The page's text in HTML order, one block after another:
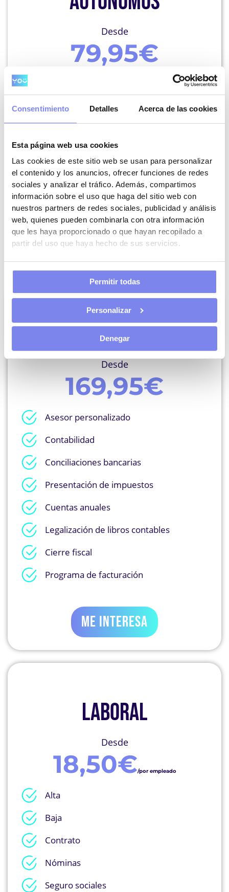
Consentimiento Detalles Acerca de las cookies
Esta página web usa cookies
Las cookies de este sitio web se usan para personalizar
el contenido y los anuncios, ofrecer funciones de redes
sociales y analizar el tráfico. Además, compartimos
información sobre el uso que haga del sitio web con
nuestros partners de redes sociales, publicidad y análisis
web, quienes pueden combinarla con otra información
que les haya proporcionado o que hayan recopilado a
partir del uso que haya hecho de sus servicios.
Permitir todas
Personalizar
Denegar
Desde
79,95€
Alta de autónomos
Presentación de impuestos
Ayudas y subvenciones
Programa de facturación
ME INTERESA
EMPRESAS
Desde
169,95€
Asesor personalizado
Contabilidad
Conciliaciones bancarias
Presentación de impuestos
Cuentas anuales
Legalización de libros contables
Cierre fiscal
Programa de facturación
ME INTERESA
LABORAL
Desde
18,50€/por empleado
Alta
Baja
Contrato
Nóminas
Seguro sociales